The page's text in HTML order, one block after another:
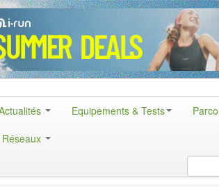
Equipements & Tests